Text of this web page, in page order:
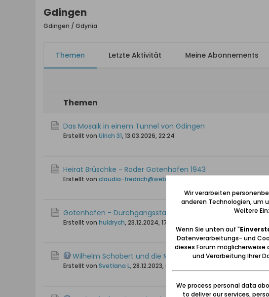
Gdingen
Gdingen / Gdynia
Themen Letzte Aktivität Meine Abonnements
Themen
Das Mosaik in einem Tunnel von Gdingen
Erstellt von Ulrich 31, 13.03.2026, 22:24
Heirat Brüschke - Röder Gotenhafen 1943
Erstellt von claudia-fredrich@web.de
Gotenhafen - Durchgangsstation der Flucht meiner Familie
Erstellt von huldrych, 23.12.2024, 17:45
Wilhelm Schobert und die Marinefestung Gotenhafen
Erstellt von Svetlana L, 28.12.2023, 07:46
Wir verarbeiten
anderen Technologien, um
Weitere
Wenn Sie unten auf "
Datenverarbeitungs- und
dieses Forum möglicherweise
und Verarbeitung Ihrer
We process personal data
to deliver our services,